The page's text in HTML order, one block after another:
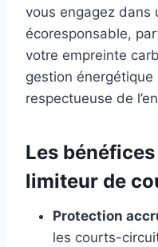
vous engagez dans
écoresponsable,
votre empreinte
gestion
respectueuse de
Les
limiteur de
Protection
les courts-